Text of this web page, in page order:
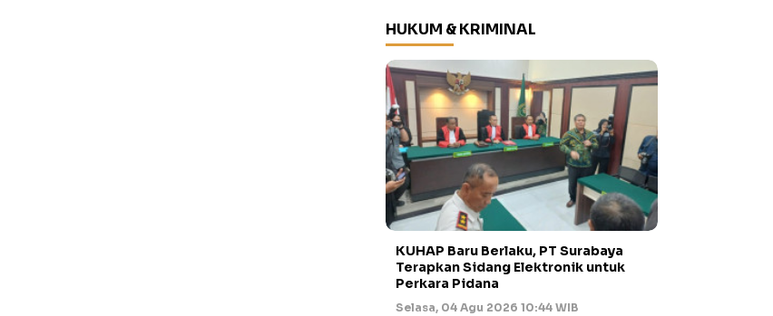
HUKUM & KRIMINAL
KUHAP Baru Berlaku, PT Surabaya
Terapkan Sidang Elektronik untuk
Perkara Pidana
Selasa, 04 Agu 2026 10:44 WIB